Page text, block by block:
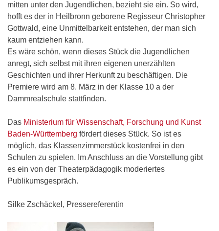
mitten unter den Jugendlichen, bezieht sie ein. So wird,
hofft es der in Heilbronn geborene Regisseur Christopher
Gottwald, eine Unmittelbarkeit entstehen, der man sich
kaum entziehen kann.
Es wäre schön, wenn dieses Stück die Jugendlichen
anregt, sich selbst mit ihren eigenen unerzählten
Geschichten und ihrer Herkunft zu beschäftigen. Die
Premiere wird am 8. März in der Klasse 10 a der
Dammrealschule stattfinden.
Das Ministerium für Wissenschaft, Forschung und Kunst
Baden-Württemberg fördert dieses Stück. So ist es
möglich, das Klassenzimmerstück kostenfrei in den
Schulen zu spielen. Im Anschluss an die Vorstellung gibt
es ein von der Theaterpädagogik moderiertes
Publikumsgespräch.
Silke Zschäckel, Pressereferentin